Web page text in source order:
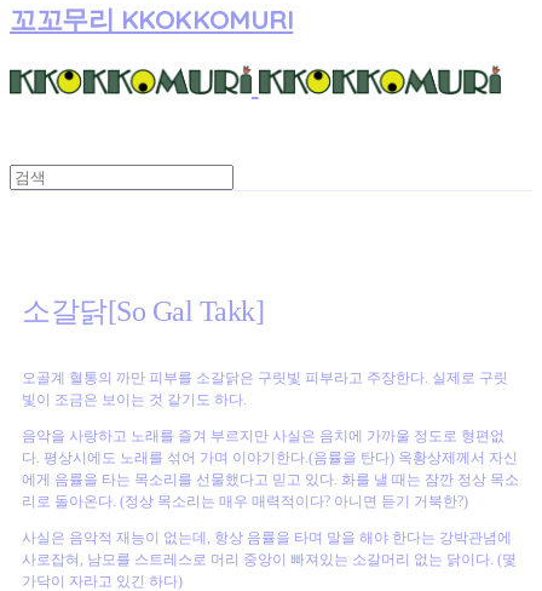
꼬꼬무리 KKOKKOMURI
소갈닭[So Gal Takk]
오골계 혈통의 까만 피부를 소갈닭은 구릿빛 피부라고 주장한다. 실제로 구릿
빛이 조금은 보이는 것 같기도 하다.
음악을 사랑하고 노래를 즐겨 부르지만 사실은 음치에 가까울 정도로 형편없
다. 평상시에도 노래를 섞어 가며 이야기한다.(음률을 탄다) 옥황상제께서 자신
에게 음률을 타는 목소리를 선물했다고 믿고 있다. 화를 낼 때는 잠깐 정상 목소
리로 돌아온다. (정상 목소리는 매우 매력적이다? 아니면 듣기 거북한?)
사실은 음악적 재능이 없는데, 항상 음률을 타며 말을 해야 한다는 강박관념에
사로잡혀, 남모를 스트레스로 머리 중앙이 빠져있는 소갈머리 없는 닭이다. (몇
가닥이 자라고 있긴 하다)